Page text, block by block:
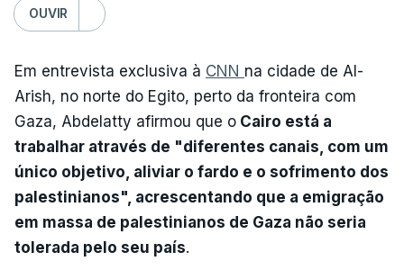
OUVIR
Em entrevista exclusiva à CNN na cidade de Al-
Arish, no norte do Egito, perto da fronteira com
Gaza, Abdelatty afirmou que o Cairo está a
trabalhar através de "diferentes canais, com um
único objetivo, aliviar o fardo e o sofrimento dos
palestinianos", acrescentando que a emigração
em massa de palestinianos de Gaza não seria
tolerada pelo seu país.